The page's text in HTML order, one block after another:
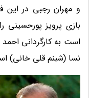
و مهران رجبی در این
بازی پرویز پورحسینی
است به کارگردانی
نسا (شبنم قلی خانی)